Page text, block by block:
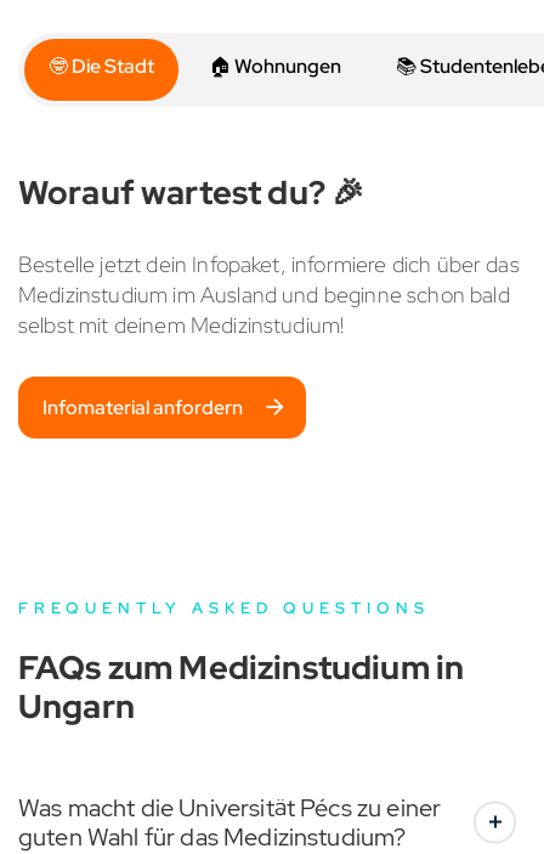
🤓 Die Stadt 🏠 Wohnungen 📚
Worauf wartest du? 🎉
Bestelle jetzt dein Infopaket, informiere dich über das
Medizinstudium im Ausland und beginne schon bald
selbst mit deinem Medizinstudium!
Infomaterial anfordern
FREQUENTLY ASKED QUESTIONS
FAQs zum Medizinstudium in
Ungarn
Was macht die Universität Pécs zu einer
guten Wahl für das Medizinstudium?